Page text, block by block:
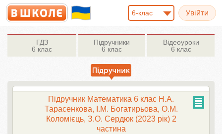
6-клас
ГДЗ
6 клас
Підручники
6 клас
Відеоуроки
6 клас
Підручник Математика 6 клас Н.А.
Тарасенкова, І.М. Богатирьова, О.М.
Коломієць, З.О. Сердюк (2023 рік) 2
частина